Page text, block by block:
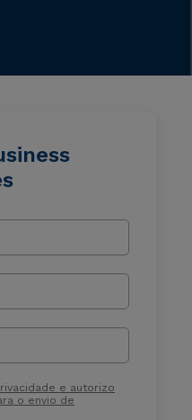
e autorizo
o envio de